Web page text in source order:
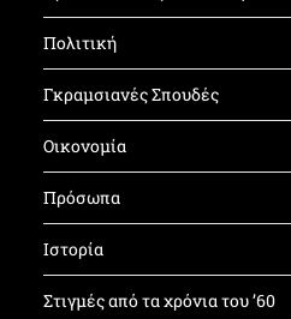
Πολιτική
Γκραμσιανές Σπουδές
Οικονομία
Πρόσωπα
Ιστορία
Στιγμές από τα χρόνια του ’60